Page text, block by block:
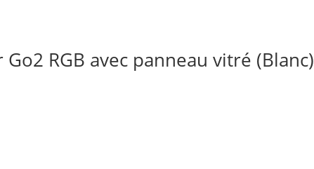
RGB avec panneau vitré (Blanc)